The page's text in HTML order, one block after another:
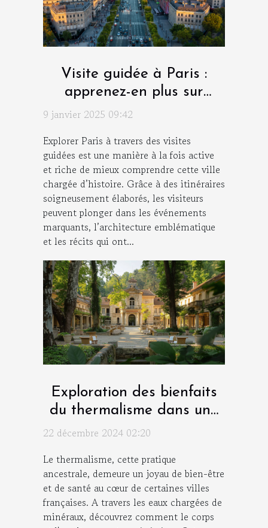
Visite guidée à Paris :
apprenez-en plus sur
l’histoire de notre capitale
9 janvier 2025 09:42
Explorer Paris à travers des visites
guidées est une manière à la fois active
et riche de mieux comprendre cette ville
chargée d’histoire. Grâce à des itinéraires
soigneusement élaborés, les visiteurs
peuvent plonger dans les événements
marquants, l’architecture emblématique
et les récits qui ont...
Exploration des bienfaits
du thermalisme dans une
ville thermale française
22 décembre 2024 02:20
Le thermalisme, cette pratique
ancestrale, demeure un joyau de bien-être
et de santé au cœur de certaines villes
françaises. A travers les eaux chargées de
minéraux, découvrez comment le corps